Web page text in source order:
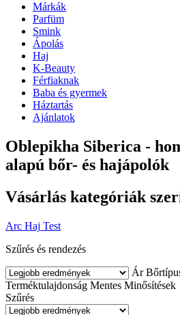
Márkák
Parfüm
Smink
Ápolás
Haj
K-Beauty
Férfiaknak
Baba és gyermek
Háztartás
Ajánlatok
Oblepikha Siberica -
alapú bőr- és hajápolók
Vásárlás kategóriák
Arc Haj Test
Szűrés és rendezés
Ár
Terméktulajdonság Mentes Minősítések
Szűrés